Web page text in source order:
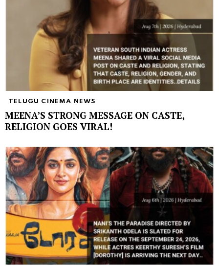
TELUGU CINEMA NEWS
MEENA’S STRONG MESSAGE ON CASTE,
RELIGION GOES VIRAL!